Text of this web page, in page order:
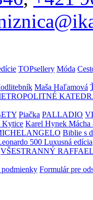
TOPsellery Móda
Maša Haľamová
Piačka PALLADIO
Kytice Karel Hynek Mácha
Biblie s
500 Luxusná edícia
VŠESTRANNÝ
Formulár pre